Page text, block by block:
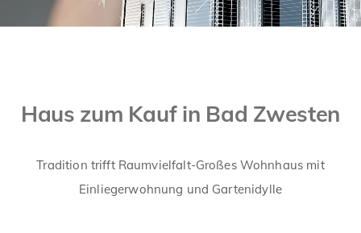
Haus zum Kauf in Bad Zwesten
Tradition trifft Raumvielfalt-Großes Wohnhaus mit
Einliegerwohnung und Gartenidylle